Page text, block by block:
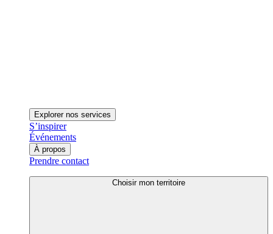
Explorer nos services
S’inspirer
Événements
À propos
Prendre contact
Choisir mon territoire